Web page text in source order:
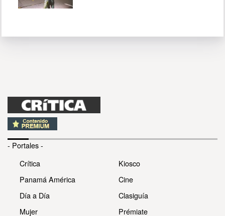
- Portales -
Crítica
Panamá América
Día a Día
Mujer
Kiosco
Cine
Clasiguía
Prémiate